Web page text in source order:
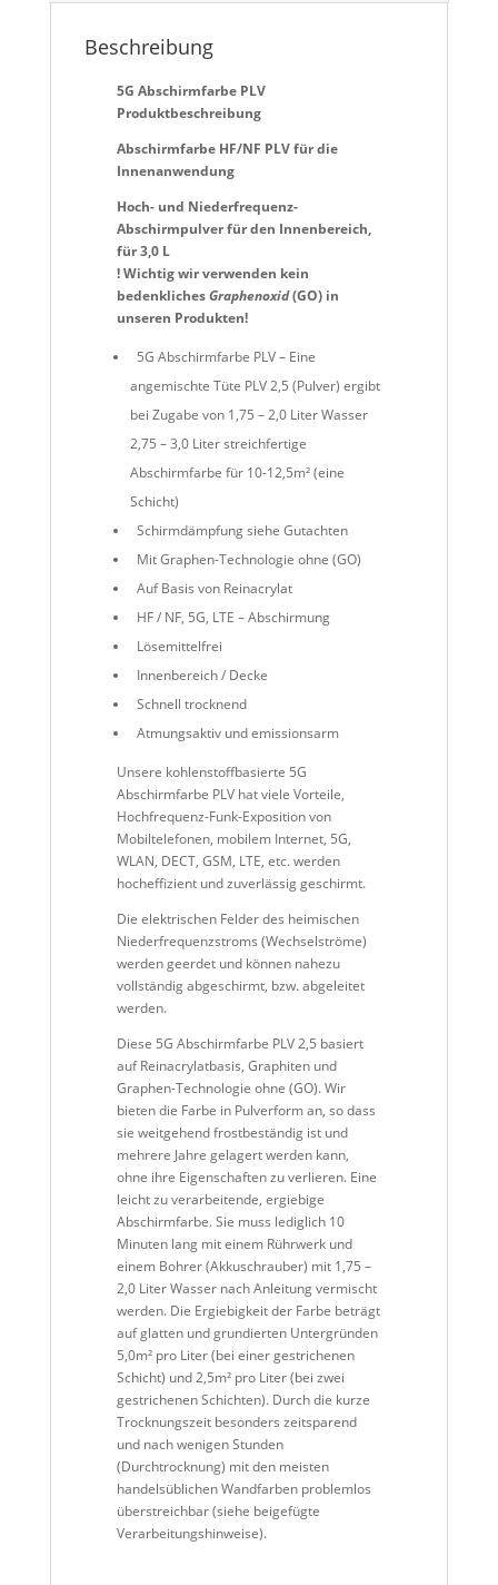
Beschreibung
5G Abschirmfarbe PLV
Produktbeschreibung
Abschirmfarbe HF/NF PLV für die
Innenanwendung
Hoch- und Niederfrequenz-
Abschirmpulver für den Innenbereich,
für 3,0 L
! Wichtig wir verwenden kein
bedenklichesGraphenoxid(GO) in
unseren Produkten!
5G Abschirmfarbe PLV – Eine
angemischte Tüte PLV 2,5 (Pulver) ergibt
bei Zugabe von 1,75 – 2,0 Liter Wasser
2,75 – 3,0 Liter streichfertige
Abschirmfarbe für 10-12,5m² (eine
Schicht)
Schirmdämpfung siehe Gutachten
Mit Graphen-Technologie ohne (GO)
Auf Basis von Reinacrylat
HF / NF, 5G, LTE – Abschirmung
Lösemittelfrei
Innenbereich / Decke
Schnell trocknend
Atmungsaktiv und emissionsarm
Unsere kohlenstoffbasierte 5G
Abschirmfarbe PLV hat viele Vorteile,
Hochfrequenz-Funk-Exposition von
Mobiltelefonen, mobilem Internet, 5G,
WLAN, DECT, GSM, LTE, etc. werden
hocheffizient und zuverlässig geschirmt.
Die elektrischen Felder des heimischen
Niederfrequenzstroms (Wechselströme)
werden geerdet und können nahezu
vollständig abgeschirmt, bzw. abgeleitet
werden.
Diese 5G Abschirmfarbe PLV 2,5 basiert
auf Reinacrylatbasis, Graphiten und
Graphen-Technologie ohne (GO). Wir
bieten die Farbe in Pulverform an, so dass
sie weitgehend frostbeständig ist und
mehrere Jahre gelagert werden kann,
ohne ihre Eigenschaften zu verlieren. Eine
leicht zu verarbeitende, ergiebige
Abschirmfarbe. Sie muss lediglich 10
Minuten lang mit einem Rührwerk und
einem Bohrer (Akkuschrauber) mit 1,75 –
2,0 Liter Wasser nach Anleitung vermischt
werden. Die Ergiebigkeit der Farbe beträgt
auf glatten und grundierten Untergründen
5,0m² pro Liter (bei einer gestrichenen
Schicht) und 2,5m² pro Liter (bei zwei
gestrichenen Schichten). Durch die kurze
Trocknungszeit besonders zeitsparend
und nach wenigen Stunden
(Durchtrocknung) mit den meisten
handelsüblichen Wandfarben problemlos
überstreichbar (siehe beigefügte
Verarbeitungshinweise).